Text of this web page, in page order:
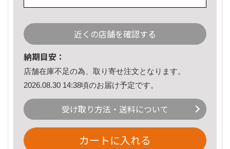
近くの店舗を確認する
納期目安：
店舗在庫不足の為、取り寄せ注文となります。
2026.08.30 14:38頃のお届け予定です。
受け取り方法・送料について
カートに入れる